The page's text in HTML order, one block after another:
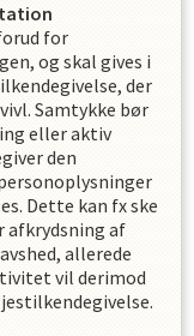
for
og skal gives i
der
Samtykke bør
eller aktiv
den
Dette kan fx ske
afkrydsning af
allerede
vil derimod